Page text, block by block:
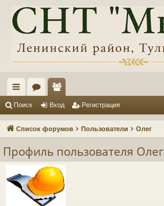
с
ы
и
ум
ол
ьз
ел
и
Поиск Вход Регистрация
Список форумов Пользователи Олег
Профиль пользователя Олег